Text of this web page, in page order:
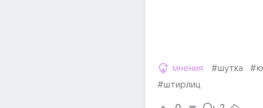
мнения #шутка
#штирлиц